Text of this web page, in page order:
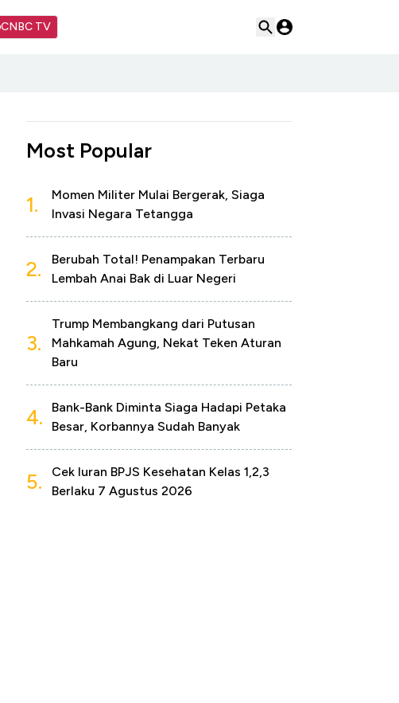
CNBC TV
Most Popular
1.
Momen Militer Mulai Bergerak, Siaga
Invasi Negara Tetangga
2.
Berubah Total! Penampakan Terbaru
Lembah Anai Bak di Luar Negeri
3.
Trump Membangkang dari Putusan
Mahkamah Agung, Nekat Teken Aturan
Baru
4.
Bank-Bank Diminta Siaga Hadapi Petaka
Besar, Korbannya Sudah Banyak
5.
Cek Iuran BPJS Kesehatan Kelas 1,2,3
Berlaku 7 Agustus 2026